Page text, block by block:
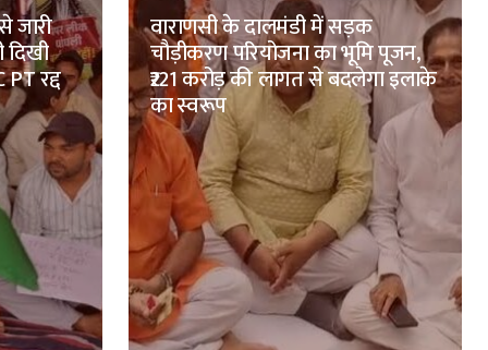
जारी
रद्द
वाराणसी के दालमंडी में सड़क
चौड़ीकरण परियोजना का भूमि पूजन,
₹221 करोड़ की लागत से बदलेगा इलाके
का स्वरूप